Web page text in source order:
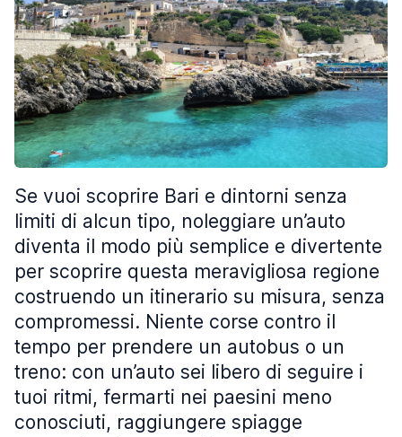
Se vuoi scoprire Bari e dintorni senza
limiti di alcun tipo, noleggiare un’auto
diventa il modo più semplice e divertente
per scoprire questa meravigliosa regione
costruendo un itinerario su misura, senza
compromessi. Niente corse contro il
tempo per prendere un autobus o un
treno: con un’auto sei libero di seguire i
tuoi ritmi, fermarti nei paesini meno
conosciuti, raggiungere spiagge